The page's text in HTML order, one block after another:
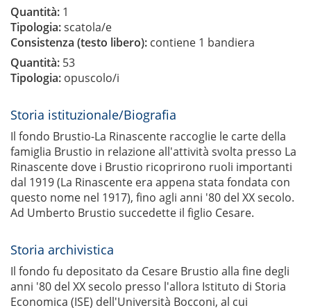
Quantità: 1
Tipologia:scatola/e
Consistenza (testo libero): contiene 1 bandiera
Quantità: 53
Tipologia: opuscolo/i
Storia istituzionale/Biografia
Il fondo Brustio-La Rinascente raccoglie le carte della
famiglia Brustio in relazione all'attività svolta presso La
Rinascente dove i Brustio ricoprirono ruoli importanti
dal 1919 (La Rinascente era appena stata fondata con
questo nome nel 1917), fino agli anni '80 del XX secolo.
Ad Umberto Brustio succedette il figlio Cesare.
Storia archivistica
Il fondo fu depositato da Cesare Brustio alla fine degli
anni '80 del XX secolo presso l'allora Istituto di Storia
Economica (ISE) dell'Università Bocconi, al cui